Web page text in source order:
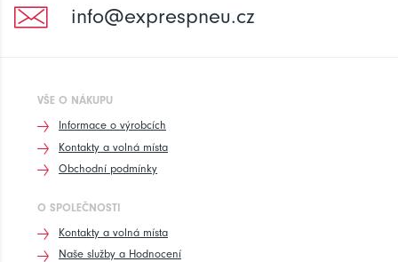
info@exprespneu.cz
VŠE O NÁKUPU
Informace o výrobcích
Kontakty a volná místa
Obchodní podmínky
O SPOLEČNOSTI
Kontakty a volná místa
Naše služby a Hodnocení